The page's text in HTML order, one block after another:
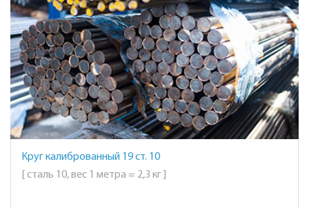
Круг калиброванный 19 ст. 10
[ сталь 10, вес 1 метра = 2,3 кг ]